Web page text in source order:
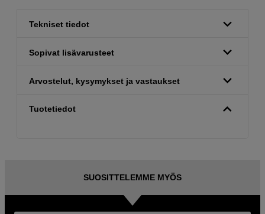
Tekniset tiedot
Sopivat lisävarusteet
Arvostelut, kysymykset ja vastaukset
Tuotetiedot
SUOSITTELEMME MYÖS